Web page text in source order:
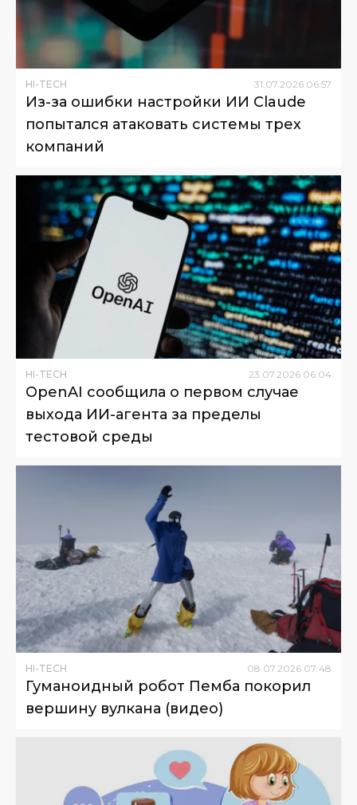
HI-TECH 31 07 2026 06:57
Из-за ошибки настройки ИИ Claude
попытался атаковать системы трех
компаний
HI-TECH 23.07.2026 06:04
OpenAI сообщила о первом случае
выхода ИИ-агента за пределы
тестовой среды
HI-TECH 08 07 2026 07:48
Гуманоидный робот Пемба покорил
вершину вулкана (видео)